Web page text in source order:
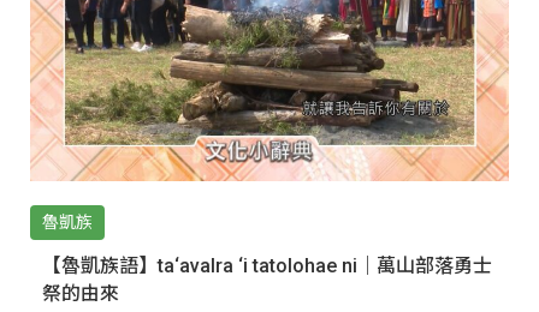
魯凱族
【魯凱族語】ta‘avalra ‘i tatolohae ni｜萬山部落勇士
祭的由來